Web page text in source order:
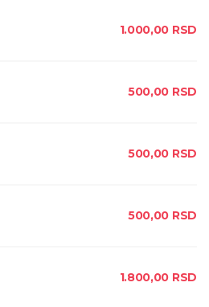
1.000,00 RSD
500,00 RSD
500,00 RSD
500,00 RSD
1.800,00 RSD